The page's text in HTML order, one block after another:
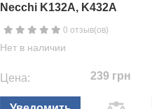
Necchi K132A, K432A
0 отзыв(ов)
Нет в наличии
Цена: 239 грн